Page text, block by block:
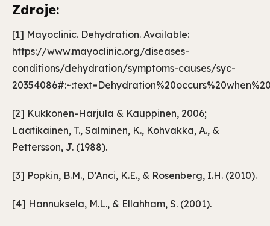
Zdroje:
[1] Mayoclinic. Dehydration. Available:
https://www.mayoclinic.org/diseases-
conditions/dehydration/symptoms-causes/syc-
[2] Kukkonen-Harjula & Kauppinen, 2006;
Laatikainen, T., Salminen, K., Kohvakka, A., &
Pettersson, J. (1988).
[3] Popkin, B.M., D’Anci, K.E., & Rosenberg, I.H. (2010).
[4] Hannuksela, M.L., & Ellahham, S. (2001).